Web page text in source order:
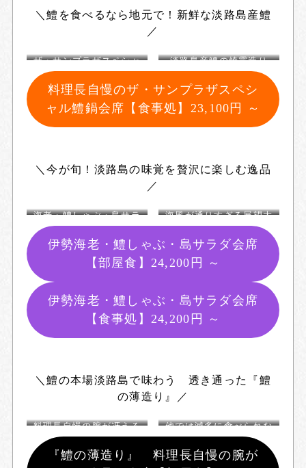
＼鱧を食べるなら地元で！新鮮な淡路島産鱧
／
ザ・サンプラザスペシャ
ル鱧鍋会席
淡路島産鱧の焼霜造り
料理長自慢のザ・サンプラザスペシ
ャル鱧鍋会席【食事処】 23,100円 ～
＼今が旬！淡路島の味覚を贅沢に楽しむ逸品
／
海老・鱧しゃぶ・島サラ
ダ会席
海風が通りすぎる展望大
浴場「遊湯」
伊勢海老・鱧しゃぶ・島サラダ会席
【部屋食】 24,200円 ～
伊勢海老・鱧しゃぶ・島サラダ会席
【食事処】 24,200円 ～
＼鱧の本場淡路島で味わう 透き通った『鱧
の薄造り』／
料理長自慢の腕が冴える
絶品鱧会席
他では滅多に食べられな
い鱧の薄造り ※写真は4
人前
『鱧の薄造り』 料理長自慢の腕が